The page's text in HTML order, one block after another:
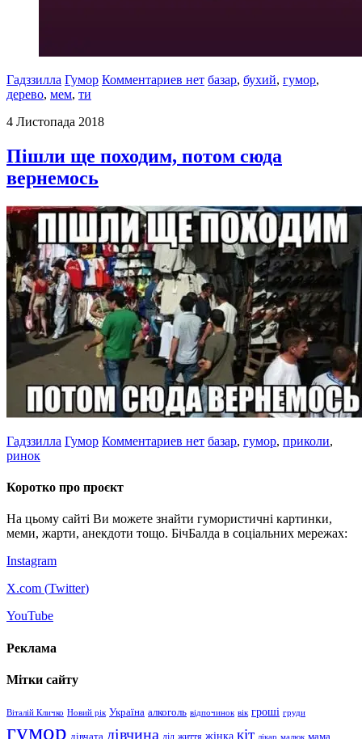
Гадззилла Гумор Комментариев нет базар, бухий, гумор,
дерево, мем, ти
4 Листопада 2018
Пішли ще походим, потом сюда
вернемось
Гадззилла Гумор Комментариев нет базар, гумор, приколи,
ринок
Коротко про проєкт
На цьому сайті Ви можете знайти гумористичні картинки,
меми, жарти, анекдоти тощо. БічБалда в соціальних мережах:
Instagram
X.com (Twitter)
YouTube
Реклама
Мітки сайту
Віталій Кличко Новий рік Україна алкоголь відпочинок вік гроші груди
гумор дівчата дівчина жінка кіт лікар малюк